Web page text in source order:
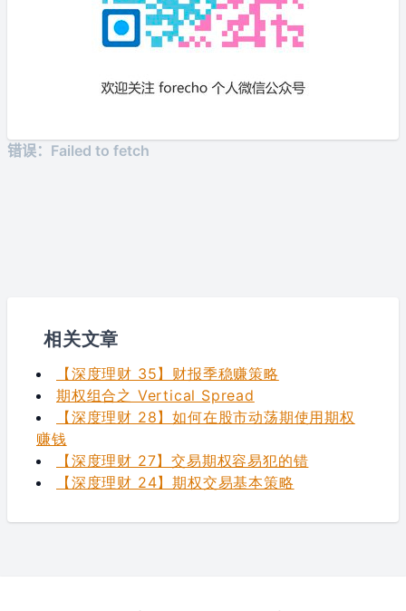
相关文章
【深度理财 35】财报季稳赚策略
期权组合之 Vertical Spread
【深度理财 28】如何在股市动荡期使用期权
赚钱
【深度理财 27】交易期权容易犯的错
【深度理财 24】期权交易基本策略